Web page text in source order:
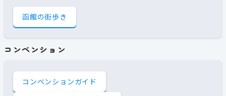
函館の街歩き
コンベンション
コンベンションガイド